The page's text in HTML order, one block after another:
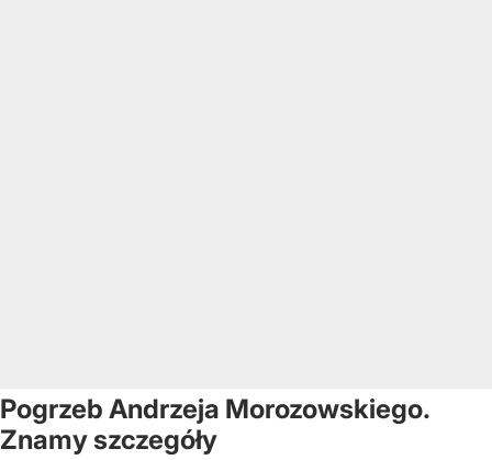
Pogrzeb Andrzeja Morozowskiego.
Znamy szczegóły